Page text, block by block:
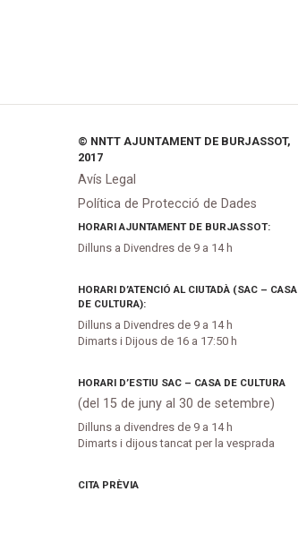
© NNTT AJUNTAMENT DE BURJASSOT,
2017
Avís Legal
Política de Protecció de Dades
HORARI AJUNTAMENT DE BURJASSOT:
Dilluns a Divendres de 9 a 14 h
HORARI D’ATENCIÓ AL CIUTADÀ (SAC – CASA
DE CULTURA):
Dilluns a Divendres de 9 a 14 h
Dimarts i Dijous de 16 a 17:50 h
HORARI D’ESTIU SAC – CASA DE CULTURA
(del 15 de juny al 30 de setembre)
Dilluns a divendres de 9 a 14 h
Dimarts i dijous tancat per la vesprada
CITA PRÈVIA